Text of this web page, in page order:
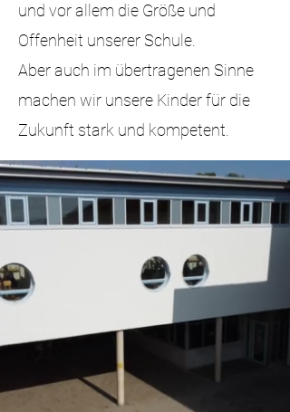
und vor allem die Größe und
Offenheit unserer Schule.
Aber auch im übertragenen Sinne
machen wir unsere Kinder für die
Zukunft stark und kompetent.